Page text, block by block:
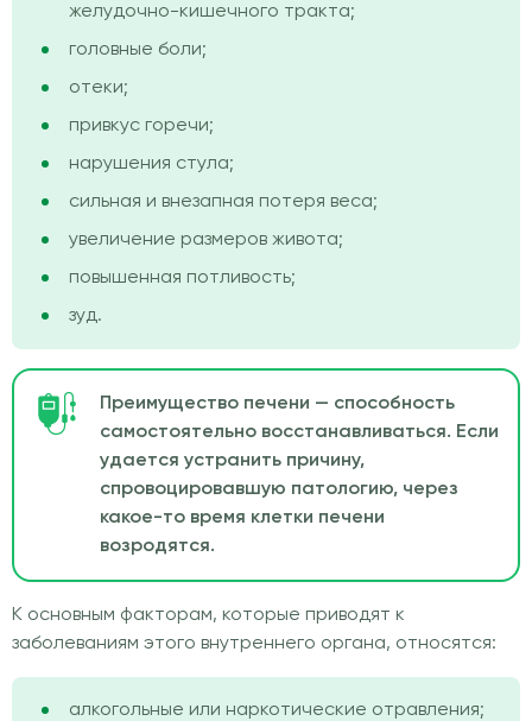
желудочно-кишечного тракта;
головные боли;
отеки;
привкус горечи;
нарушения стула;
сильная и внезапная потеря веса;
увеличение размеров живота;
повышенная потливость;
зуд.
Преимущество печени — способность
самостоятельно восстанавливаться. Если
удается устранить причину,
спровоцировавшую патологию, через
какое-то время клетки печени
возродятся.
К основным факторам, которые приводят к
заболеваниям этого внутреннего органа, относятся:
алкогольные или наркотические отравления;